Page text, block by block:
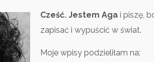
Cześć. Jestem Aga i piszę,
zapisać i wypuścić w świat.
Moje wpisy podzieliłam na: